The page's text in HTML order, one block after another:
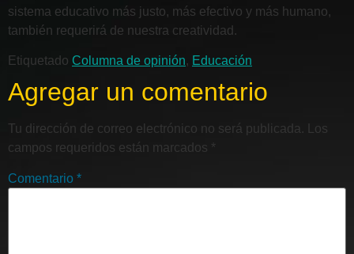
sistema educativo más justo, más efectivo y más humano,
también requerirá de nuestra creatividad.
Etiquetado Columna de opinión, Educación
Agregar un comentario
Tu dirección de correo electrónico no será publicada.
Los
campos requeridos están marcados *
Comentario *